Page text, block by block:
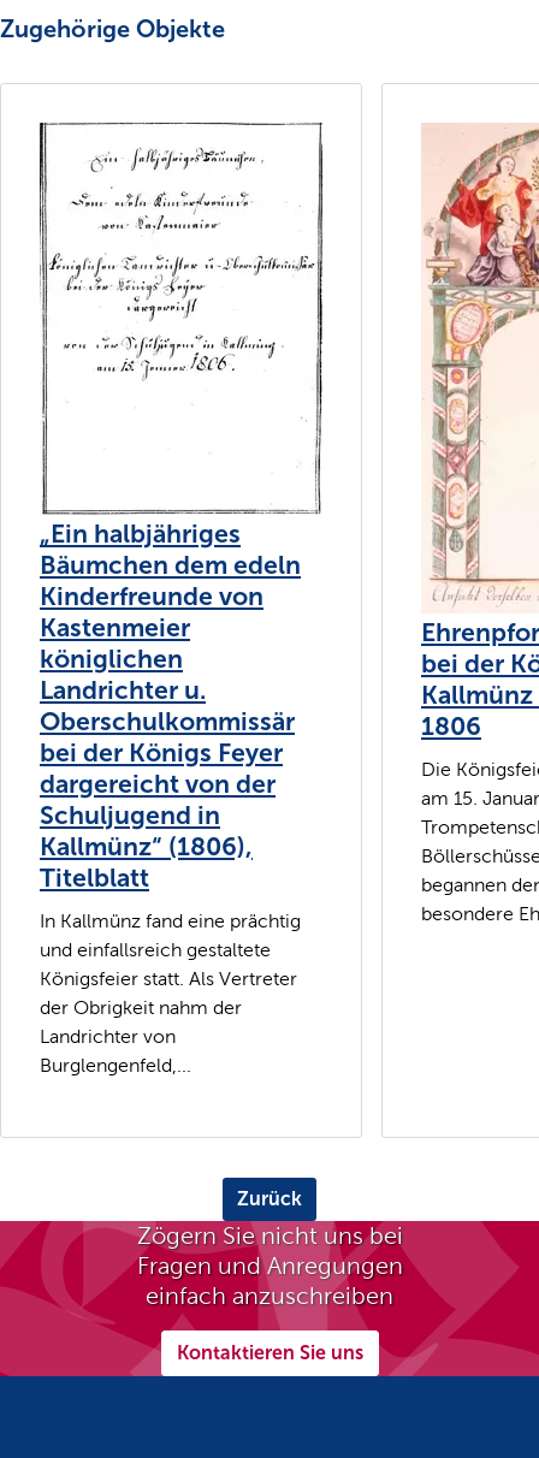
Zugehörige Objekte
„Ein halbjähriges
Bäumchen dem edeln
Kinderfreunde von
Kastenmeier
königlichen
Landrichter u.
Oberschulkommissär
bei der Königs Feyer
dargereicht von der
Schuljugend in
Kallmünz“ (1806),
Titelblatt
In Kallmünz fand eine prächtig
und einfallsreich gestaltete
Königsfeier statt. Als Vertreter
der Obrigkeit nahm der
Landrichter von
Burglengenfeld,...
bei der
Kallmünz
1806
Die
am 15.
begannen
besondere
Zurück
Zögern Sie nicht uns bei
Fragen und Anregungen
einfach anzuschreiben
Kontaktieren Sie uns